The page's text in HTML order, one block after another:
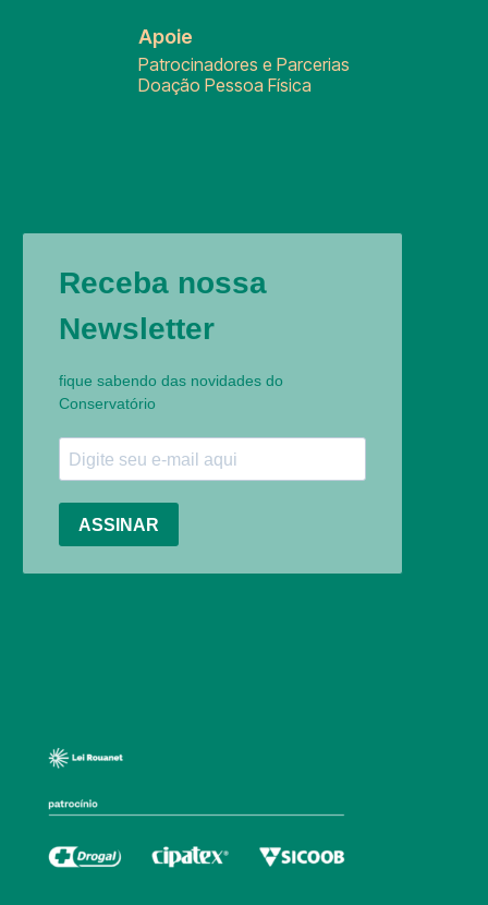
Apoie
Patrocinadores e Parcerias
Doação Pessoa Física